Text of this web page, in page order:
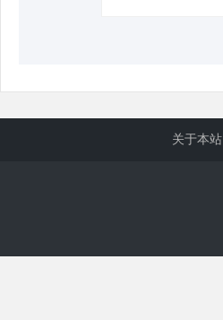
关于本站